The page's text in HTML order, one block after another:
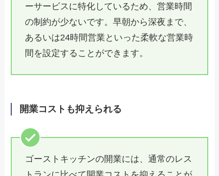
ーサービスに特化しているため、営業時間
の制約が少ないです。早朝から深夜まで、
あるいは24時間営業といった柔軟な営業時
間を設定することができます。
開業コストも抑えられる
ゴーストキッチンの開業には、通常のレス